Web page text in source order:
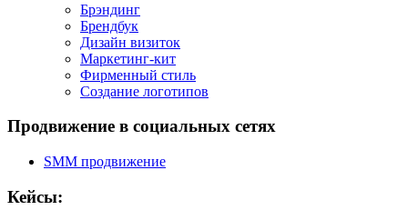
Брэндинг
Брендбук
Дизайн визиток
Маркетинг-кит
Фирменный стиль
Создание логотипов
Продвижение в социальных сетях
SMM продвижение
Кейсы: